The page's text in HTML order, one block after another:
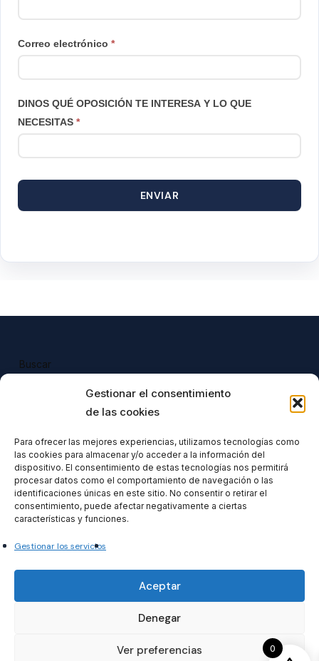
Gestionar el consentimiento
de las cookies
Para ofrecer las mejores experiencias, utilizamos tecnologías como
las cookies para almacenar y/o acceder a la información del
dispositivo. El consentimiento de estas tecnologías nos permitirá
procesar datos como el comportamiento de navegación o las
identificaciones únicas en este sitio. No consentir o retirar el
consentimiento, puede afectar negativamente a ciertas
características y funciones.
Gestionar los servicios
Aceptar
Denegar
Ver preferencias
Correo electrónico *
DINOS QUÉ OPOSICIÓN TE INTERESA Y LO QUE
NECESITAS *
ENVIAR
Buscar
Todos nuestros productos tienen
incluido el IVA en su precio.
0